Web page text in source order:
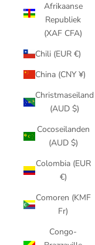
Afrikaanse
Republiek
(XAF CFA)
Chili (EUR €)
China (CNY ¥)
Christmaseiland
(AUD $)
Cocoseilanden
(AUD $)
Colombia (EUR
€)
Comoren (KMF
Fr)
Congo-